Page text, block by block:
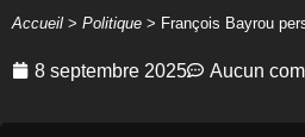
Accueil > Politique > François Bayrou
8 septembre 2025 Aucun